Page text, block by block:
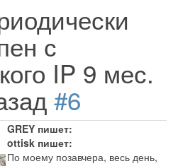
с
IP 9 мес.
#6
GREY пишет:
ottisk пишет:
По моему позавчера, весь день,